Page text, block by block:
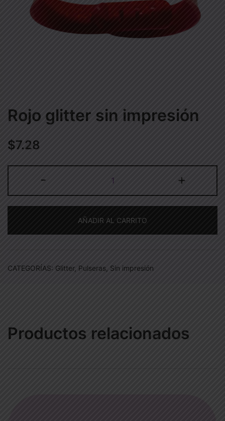
Rojo glitter sin impresión
$7.28
-
glitter
sin
cantidad
+
AÑADIR AL CARRITO
CATEGORÍAS: Glitter, Pulseras, Sin impresión
Productos relacionados